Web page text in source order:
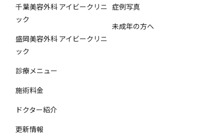
千葉美容外科 アイビークリニ
ック
盛岡美容外科 アイビークリニ
ック
診療メニュー
施術料金
ドクター紹介
症例写真
未成年の方へ
更新情報